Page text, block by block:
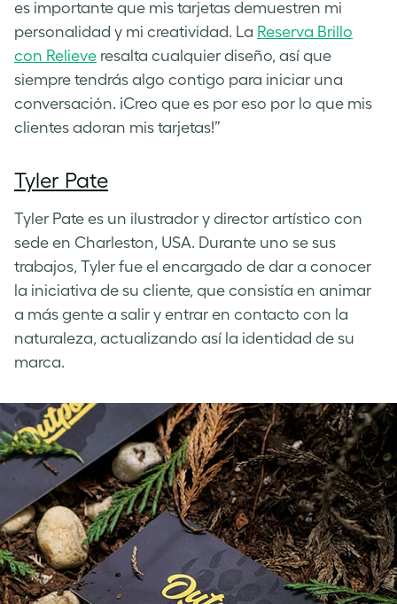
es importante que mis tarjetas demuestren mi
personalidad y mi creatividad. La Reserva Brillo
con Relieve resalta cualquier diseño, así que
siempre tendrás algo contigo para iniciar una
conversación. ¡Creo que es por eso por lo que mis
clientes adoran mis tarjetas!”
Tyler Pate
Tyler Pate es un ilustrador y director artístico con
sede en Charleston, USA. Durante uno se sus
trabajos, Tyler fue el encargado de dar a conocer
la iniciativa de su cliente, que consistía en animar
a más gente a salir y entrar en contacto con la
naturaleza, actualizando así la identidad de su
marca.